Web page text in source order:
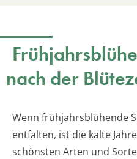
nach der
Wenn frühjahrsblühende
entfalten, ist die kalte
schönsten Arten und